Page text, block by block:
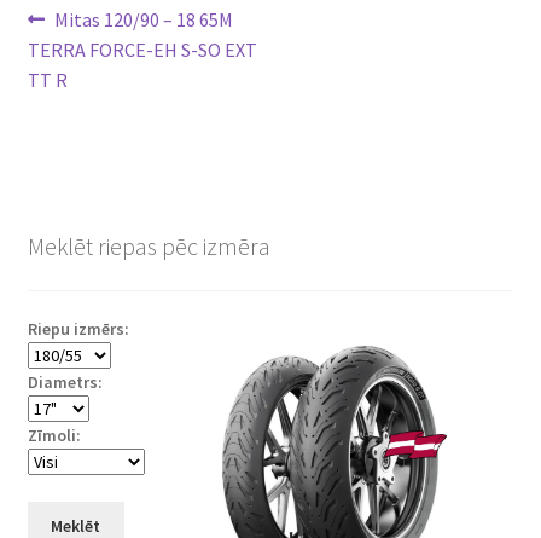
Ziņu
izvēlne
Previous
post:
Mitas 120/90 – 18 65M
TERRA FORCE-EH S-SO EXT
TT R
Meklēt riepas pēc izmēra
Riepu izmērs:
Diametrs:
Zīmoli:
Meklēt